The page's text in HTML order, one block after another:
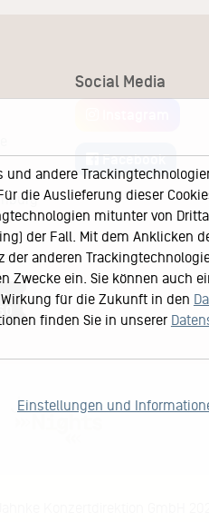
Social Media
Facebook
andere
die Auslieferung dieser
mitunter von
der Fall. Mit dem Anklicken
anderen
ein. Sie können auch
für die Zukunft in den
finden Sie in unserer
Einstellungen und